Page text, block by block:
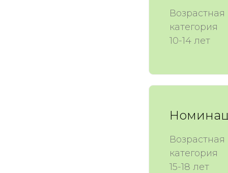
Возрастная
категория
10-14 лет
Возрастная
категория
15-18 лет